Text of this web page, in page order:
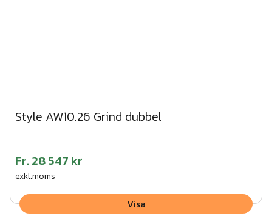
Style AW10.26 Grind dubbel
Fr.28 547 kr
exkl.moms
Visa